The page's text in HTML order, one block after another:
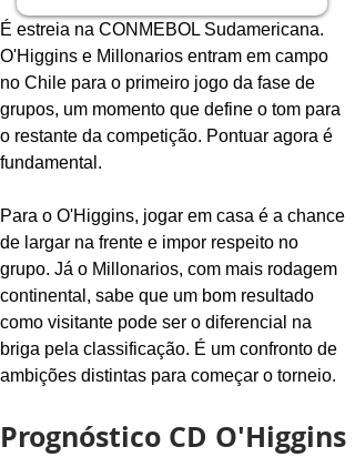
É estreia na CONMEBOL Sudamericana.
O'Higgins e Millonarios entram em campo
no Chile para o primeiro jogo da fase de
grupos, um momento que define o tom para
o restante da competição. Pontuar agora é
fundamental.
Para o O'Higgins, jogar em casa é a chance
de largar na frente e impor respeito no
grupo. Já o Millonarios, com mais rodagem
continental, sabe que um bom resultado
como visitante pode ser o diferencial na
briga pela classificação. É um confronto de
ambições distintas para começar o torneio.
Prognóstico CD O'Higgins